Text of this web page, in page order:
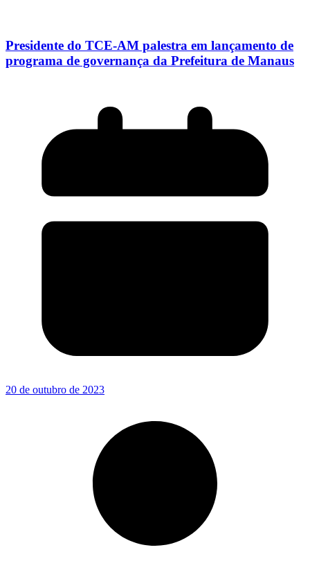
Presidente do TCE-AM palestra em lançamento de
programa de governança da Prefeitura de Manaus
20 de outubro de 2023